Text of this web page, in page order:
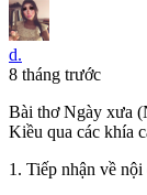
d.
8 tháng trước
Bài thơ Ngày xưa
Kiều qua các khía
1. Tiếp nhận về nội